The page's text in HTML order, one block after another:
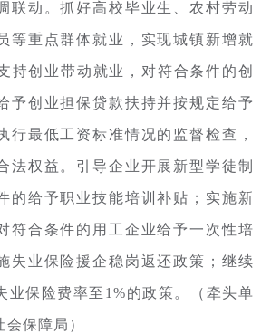
联动。抓好高校毕业生、农村劳动
等重点群体就业，实现城镇新增就
持创业带动就业，对符合条件的创
予创业担保贷款扶持并按规定给予
行最低工资标准情况的监督检查，
法权益。引导企业开展新型学徒制
的给予职业技能培训补贴；实施新
符合条件的用工企业给予一次性培
失业保险援企稳岗返还政策；继续
业保险费率至1%的政策。（牵头单
保障局）